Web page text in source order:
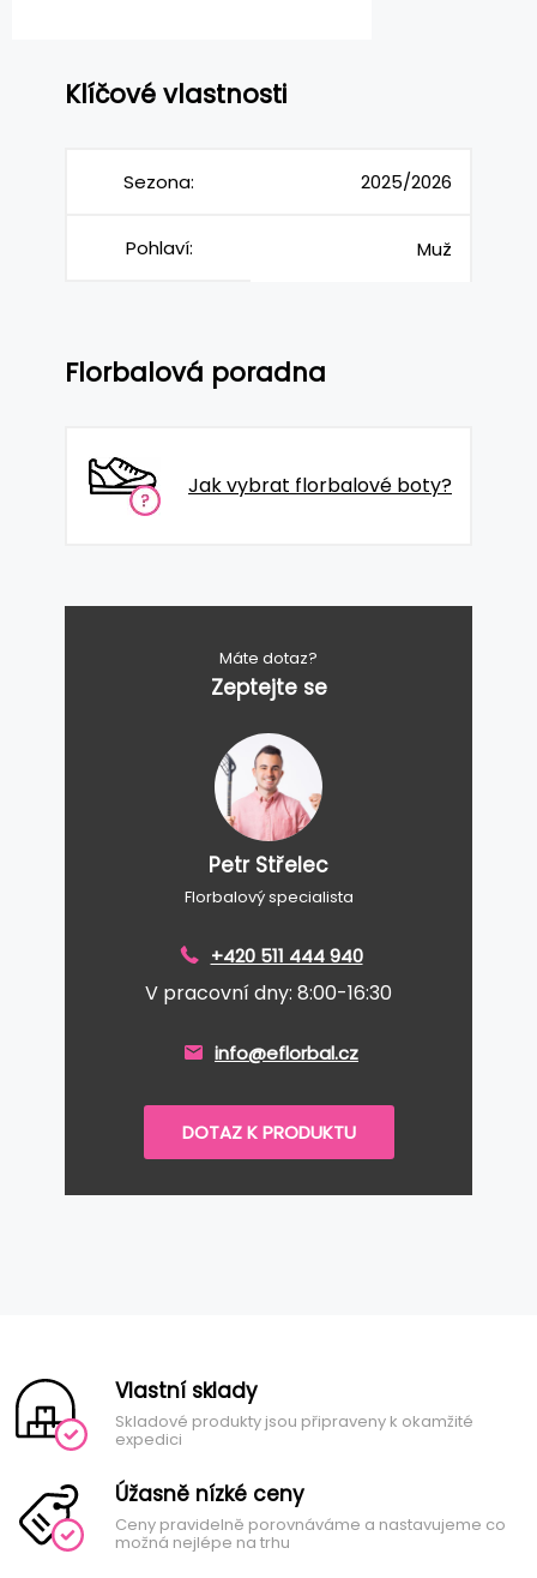
Klíčové vlastnosti
Sezona: 2025/2026
Pohlaví: Muž
Florbalová poradna
Jak vybrat florbalové boty?
Máte dotaz?
Zeptejte se
Petr Střelec
Florbalový specialista
+420 511 444 940
V pracovní dny: 8:00-16:30
info@eflorbal.cz
DOTAZ K PRODUKTU
Vlastní sklady
Skladové produkty jsou připraveny k okamžité
expedici
Úžasně nízké ceny
Ceny pravidelně porovnáváme a nastavujeme co
možná nejlépe na trhu